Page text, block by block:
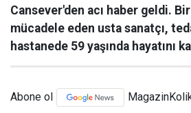
Cansever'den acı haber geldi.
mücadele eden usta sanatçı,
hastanede 59 yaşında hayatını
Abone ol